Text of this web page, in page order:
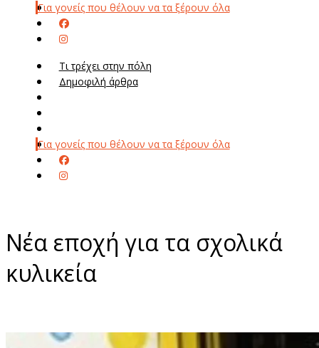
Για γονείς που θέλουν να τα ξέρουν όλα
Τι τρέχει στην πόλη
Δημοφιλή άρθρα
Για γονείς που θέλουν να τα ξέρουν όλα
Νέα εποχή για τα σχολικά
κυλικεία